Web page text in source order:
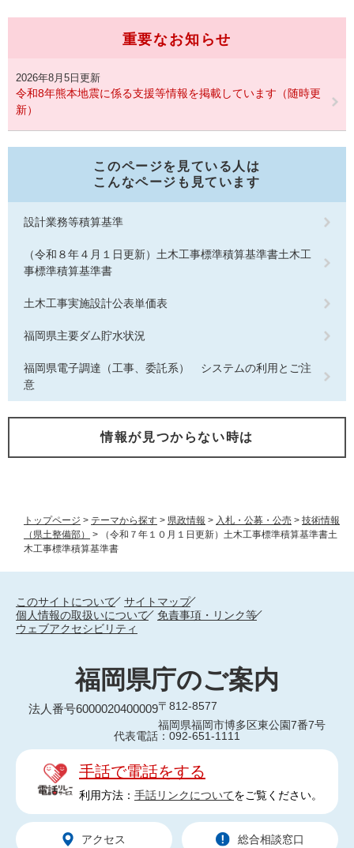
トップページ > テーマから探す > 県政情報 > 入札・公募・公売 > 技術情報
（県土整備部）
>
（令和７年１０月１日更新）土木工事標準積算基準書土
木工事標準積算基準書
重要なお知らせ
2026年8月5日更新
令和8年熊本地震に係る支援等情報を掲載しています（随時更
新）
このページを見ている人は
こんなページも見ています
設計業務等積算基準
（令和８年４月１日更新）土木工事標準積算基準書土木工
事標準積算基準書
土木工事実施設計公表単価表
福岡県主要ダム貯水状況
福岡県電子調達（工事、委託系） システムの利用とご注
意
情報が見つからない時は
このサイトについて
サイトマップ
個人情報の取扱いについて
免責事項・リンク等
ウェブアクセシビリティ
福岡県庁のご案内
法人番号6000020400009〒812-8577
福岡県福岡市博多区東公園7番7号
代表電話：092-651-1111
手話で電話をする
利用方法： 手話リンクについてをご覧ください。
アクセス 総合相談窓口